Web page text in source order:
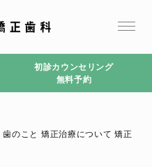
初診カウンセリング
無料予約
歯のこと 矯正治療について 矯正